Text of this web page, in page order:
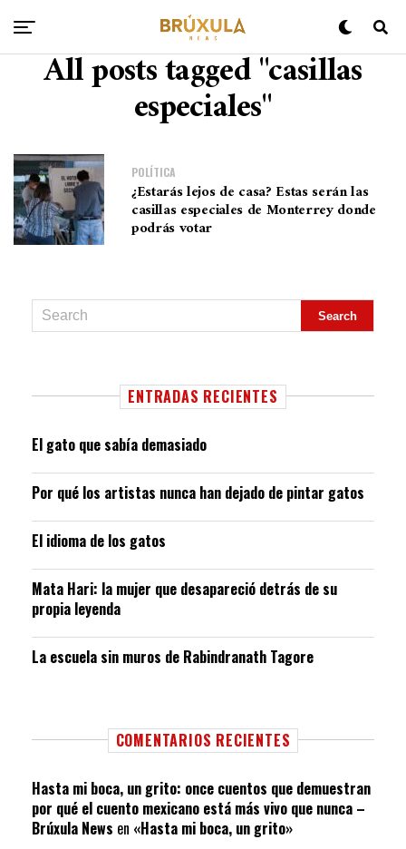
All posts tagged "casillas
especiales"
POLÍTICA
¿Estarás lejos de casa? Estas serán las
casillas especiales de Monterrey donde
podrás votar
ENTRADAS RECIENTES
El gato que sabía demasiado
Por qué los artistas nunca han dejado de pintar gatos
El idioma de los gatos
Mata Hari: la mujer que desapareció detrás de su
propia leyenda
La escuela sin muros de Rabindranath Tagore
COMENTARIOS RECIENTES
Hasta mi boca, un grito: once cuentos que demuestran
por qué el cuento mexicano está más vivo que nunca –
Brúxula News en «Hasta mi boca, un grito»